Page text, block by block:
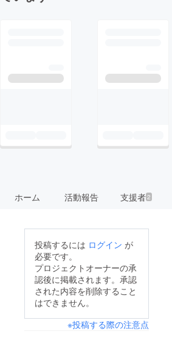
ホーム 活動報告 支援者2
投稿するには ログイン が
必要です。
プロジェクトオーナーの承
認後に掲載されます。承認
された内容を削除すること
はできません。
※投稿する際の注意点